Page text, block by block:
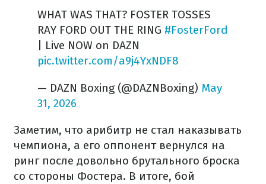
WHAT WAS THAT? FOSTER TOSSES
RAY FORD OUT THE RING #FosterFord
| Live NOW on DAZN ️
pic.twitter.com/a9j4YxNDF8
— DAZN Boxing (@DAZNBoxing) May
31, 2026
Заметим, что арибитр не стал наказывать
чемпиона, а его оппонент вернулся на
ринг после довольно брутального броска
со стороны Фостера. В итоге, бой